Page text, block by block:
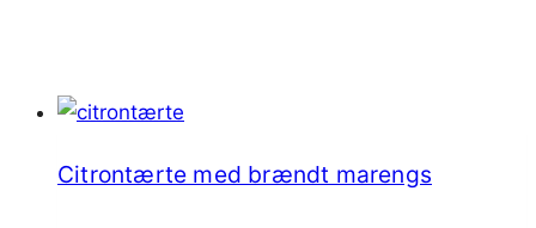
Citrontærte med brændt marengs